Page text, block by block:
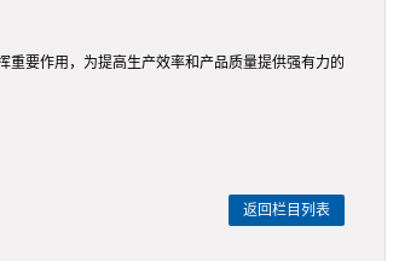
重要作用，为提高生产效率和产品质量提供强有力的
返回栏目列表